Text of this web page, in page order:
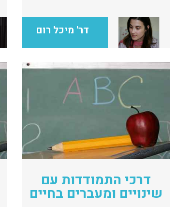
דר' מיכל רום
דרכי התמודדות עם
שינויים ומעברים בחיים